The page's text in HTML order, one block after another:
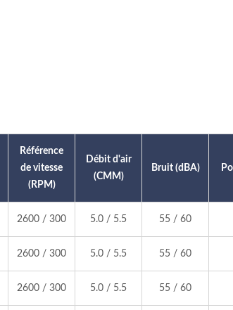
Référence
de vitesse
(RPM)
Débit d'air
(CMM)
Bruit (dBA)
2600 / 300 5.0 / 5.5 55 / 60
2600 / 300 5.0 / 5.5 55 / 60
2600 / 300 5.0 / 5.5 55 / 60